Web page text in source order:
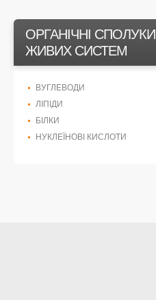
ОРГАНІЧНІ СПОЛУКИ
ЖИВИХ СИСТЕМ
ВУГЛЕВОДИ
ЛІПІДИ
БІЛКИ
НУКЛЕЇНОВІ КИСЛОТИ